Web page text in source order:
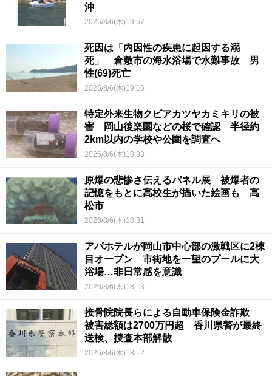
沖
2026/8/6(木)19:57
死因は「内因性の疾患に起因する溺
死」 倉敷市の海水浴場で水難事故 男
性(69)死亡
2026/8/6(木)19:16
特定外来生物クビアカツヤカミキリの被
害 岡山後楽園などの桜で確認 半径約
2km以内の学校や公園を調査へ
2026/8/6(木)18:33
原爆の悲惨さ伝えるパネル展 被爆者の
記憶をもとに高校生が描いた絵画も 高
松市
2026/8/6(木)18:31
アパホテルが岡山市中心部の激戦区に2棟
目オープン 市街地を一望のプールに大
浴場…非日常感を意識
2026/8/6(木)18:13
接骨院院長らによる自動車保険金詐欺
被害総額は2700万円超 香川県警が最終
送検、捜査本部解散
2026/8/6(木)18:12